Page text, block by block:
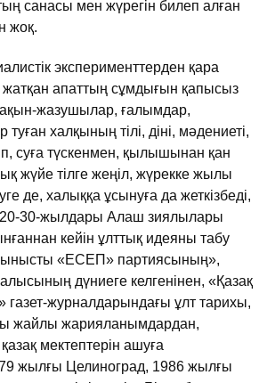
санасы мен жүрегiн билеп алған
жоқ.
эксперименттерден қара
жатқан апаттың сұмдығын қапысыз
жазушылар, ғалымдар,
туған халқының тiлi, дiнi, мәдениетi,
суға түскенмен, қылышынан қан
жүйе тiлге жеңiл, жүрекке жылы
де, халыққа ұсынуға да жеткiзбедi,
20-30-жылдары Алаш зиялылары
кейiн ұлттық идеяны табу
«ЕСЕП» партиясының»,
дүниеге келгенiнен, «Қазақ
газет-журналдарындағы ұлт тарихы,
жайлы жарияланымдардан,
мектептерiн ашуға
жылғы Целиноград, 1986 жылғы